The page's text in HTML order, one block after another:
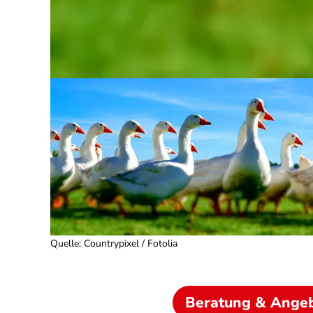
Quelle: Countrypixel / Fotolia
Beratung &